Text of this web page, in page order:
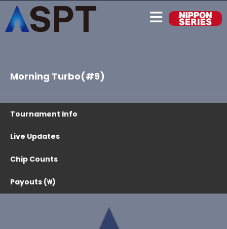
Morning Turbo(#9)
Tournament Info
Live Updates
Chip Counts
Payouts (₩)